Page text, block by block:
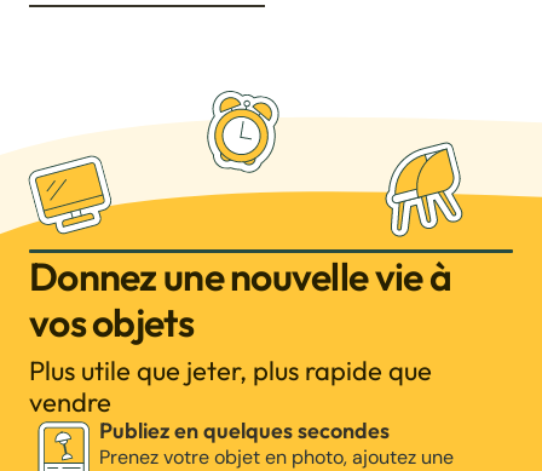
Donnez une nouvelle vie à
vos objets
Plus utile que jeter, plus rapide que
vendre
Publiez en quelques secondes
Prenez votre objet en photo, ajoutez une